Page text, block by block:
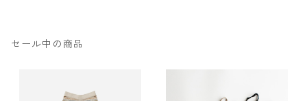
セール中の商品